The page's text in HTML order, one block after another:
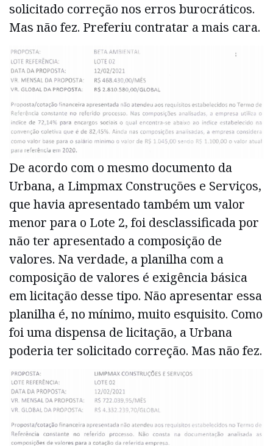
solicitado correção nos erros burocráticos.
Mas não fez. Preferiu contratar a mais cara.
De acordo com o mesmo documento da
Urbana, a Limpmax Construções e Serviços,
que havia apresentado também um valor
menor para o Lote 2, foi desclassificada por
não ter apresentado a composição de
valores. Na verdade, a planilha com a
composição de valores é exigência básica
em licitação desse tipo. Não apresentar essa
planilha é, no mínimo, muito esquisito. Como
foi uma dispensa de licitação, a Urbana
poderia ter solicitado correção. Mas não fez.